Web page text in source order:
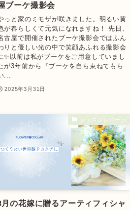
ブーケ撮影会
っと家のミモザが咲きました。明るい黄
が春らしくて元気になれますね！ 先日、
古屋で開催されたブーケ撮影会ではふん
りと優しい光の中で笑顔あふれる撮影会
✨以前は私がブーケをご用意していまし
が3年前から『ブーケを自ら束ねてもら
...
2025年3月31日
レッスンレポート
月の花嫁に贈るアーティフィシャ